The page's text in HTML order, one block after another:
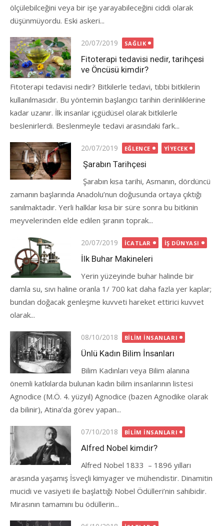
ölçülebilceğini veya bir işe yarayabileceğini ciddi olarak
düşünmüyordu. Eski askeri...
Posted
on
20/07/2019 SAĞLIK
Fitoterapi tedavisi nedir, tarihçesi
ve Öncüsü kimdir?
Fitoterapi tedavisi nedir? Bitkilerle tedavi, tıbbi bitkilerin
kullanılmasıdır. Bu yöntemin başlangıcı tarihin derinliklerine
kadar uzanır. İlk insanlar içgüdüsel olarak bitkilerle
beslenirlerdi. Beslenmeyle tedavi arasındaki fark...
Posted
on
20/07/2019 EĞLENCE YIYECEK
Şarabın Tarihçesi
Şarabın kısa tarihi, Asmanın, dördüncü
zamanın başlarında Anadolu’nun doğusunda ortaya çıktığı
sanılmaktadır. Yerli halklar kısa bir süre sonra bu bitkinin
meyvelerinden elde edilen şıranın toprak...
Posted
on
20/07/2019 İCATLAR İŞ DÜNYASI
İlk Buhar Makineleri
Yerin yüzeyinde buhar halinde bir
damla su, sıvı haline oranla 1/ 700 kat daha fazla yer kaplar;
bundan doğacak genleşme kuvveti hareket ettirici kuvvet
olarak...
Posted
on
08/10/2018 BILIM İNSANLARI
Ünlü Kadın Bilim İnsanları
Bilim Kadınları veya Bilim alanına
önemli katkılarda bulunan kadın bilim insanlarının listesi
Agnodice (M.Ö. 4. yüzyıl) Agnodice (bazen Agnodike olarak
da bilinir), Atina’da görev yapan...
Posted
on
07/10/2018 BILIM İNSANLARI
Alfred Nobel kimdir?
Alfred Nobel 1833 – 1896 yılları
arasında yaşamış İsveçli kimyager ve mühendistir. Dinamitin
mucidi ve vasiyeti ile başlattığı Nobel Ödülleri’nin sahibidir.
Mirasının tamamını bu ödüllerin...